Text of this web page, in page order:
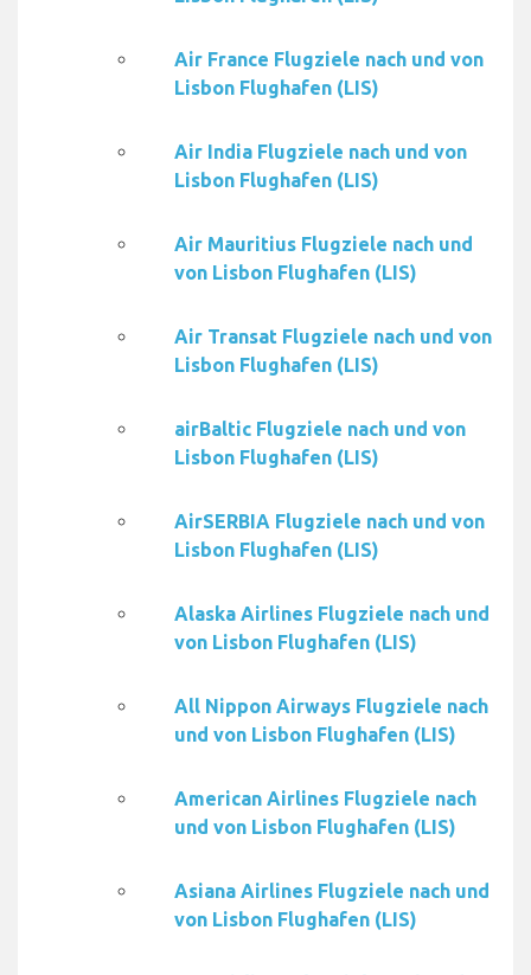
Air France Flugziele nach und von
Lisbon Flughafen (LIS)
Air India Flugziele nach und von
Lisbon Flughafen (LIS)
Air Mauritius Flugziele nach und
von Lisbon Flughafen (LIS)
Air Transat Flugziele nach und von
Lisbon Flughafen (LIS)
airBaltic Flugziele nach und von
Lisbon Flughafen (LIS)
AirSERBIA Flugziele nach und von
Lisbon Flughafen (LIS)
Alaska Airlines Flugziele nach und
von Lisbon Flughafen (LIS)
All Nippon Airways Flugziele nach
und von Lisbon Flughafen (LIS)
American Airlines Flugziele nach
und von Lisbon Flughafen (LIS)
Asiana Airlines Flugziele nach und
von Lisbon Flughafen (LIS)